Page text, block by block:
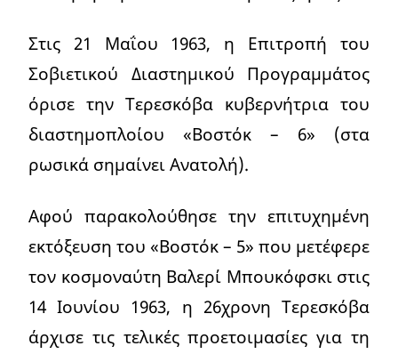
Στις 21 Μαΐου 1963, η Επιτροπή του
Σοβιετικού Διαστημικού Προγραμμάτος
όρισε την Τερεσκόβα κυβερνήτρια του
διαστημοπλοίου «Βοστόκ – 6» (στα
ρωσικά σημαίνει Ανατολή).
Αφού παρακολούθησε την επιτυχημένη
εκτόξευση του «Βοστόκ – 5» που μετέφερε
τον κοσμοναύτη Βαλερί Μπουκόφσκι στις
14 Ιουνίου 1963, η 26χρονη Τερεσκόβα
άρχισε τις τελικές προετοιμασίες για τη